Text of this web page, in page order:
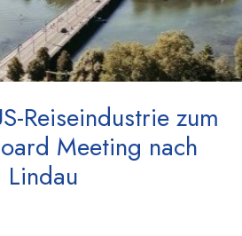
Reiseindustrie zum
Meeting nach
Lindau